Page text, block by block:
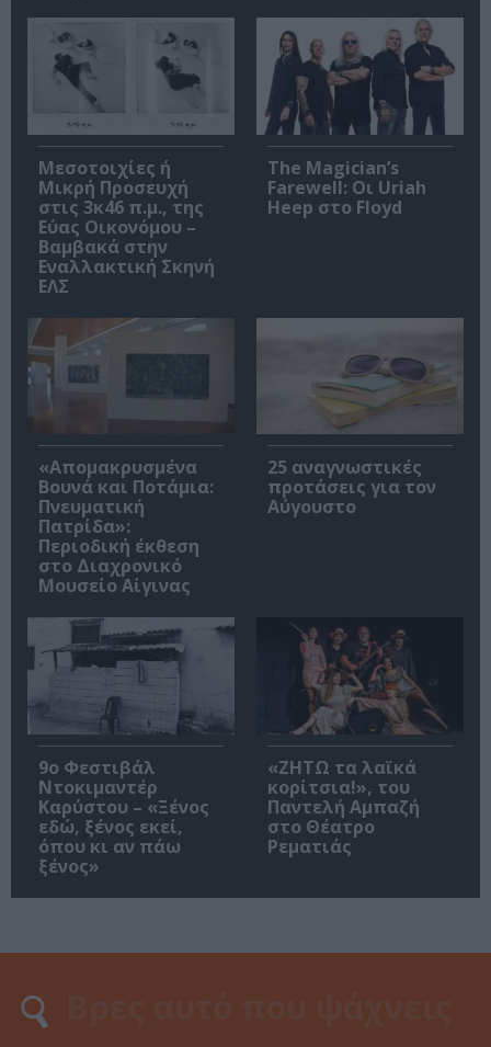
Μεσοτοιχίες ή
Μικρή Προσευχή
στις 3κ46 π.μ., της
Εύας Οικονόμου –
Βαμβακά στην
Εναλλακτική Σκηνή
ΕΛΣ
The Magician’s
Farewell: Οι Uriah
Heep στο Floyd
«Απομακρυσμένα
Βουνά και Ποτάμια:
Πνευματική
Πατρίδα»:
Περιοδική έκθεση
στο Διαχρονικό
Μουσείο Αίγινας
25 αναγνωστικές
προτάσεις για τον
Αύγουστο
9ο Φεστιβάλ
Ντοκιμαντέρ
Καρύστου – «Ξένος
εδώ, ξένος εκεί,
όπου κι αν πάω
ξένος»
«ΖΗΤΩ τα λαϊκά
κορίτσια!», του
Παντελή Αμπαζή
στο Θέατρο
Ρεματιάς